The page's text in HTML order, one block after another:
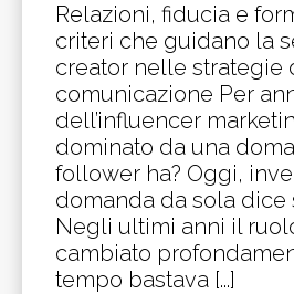
Relazioni, fiducia e
criteri che guidano la
creator nelle strategie
comunicazione Per
dell’influencer
dominato da una
follower ha? Oggi,
domanda da sola dice
Negli ultimi anni il
cambiato
tempo bastava [...]